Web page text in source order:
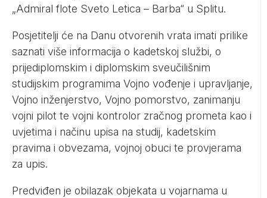
„Admiral flote Sveto Letica – Barba“ u Splitu.
Posjetitelji će na Danu otvorenih vrata imati prilike
saznati više informacija o kadetskoj službi, o
prijediplomskim i diplomskim sveučilišnim
studijskim programima Vojno vođenje i upravljanje,
Vojno inženjerstvo, Vojno pomorstvo, zanimanju
vojni pilot te vojni kontrolor zračnog prometa kao i
uvjetima i načinu upisa na studij, kadetskim
pravima i obvezama, vojnoj obuci te provjerama
za upis.
Predviđen je obilazak objekata u vojarnama u